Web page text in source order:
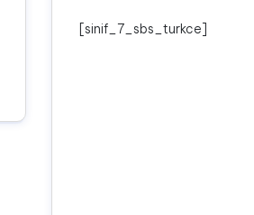
[sinif_7_sbs_turkce]